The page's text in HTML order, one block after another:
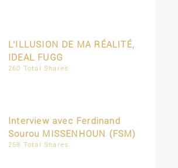
L’ILLUSION DE MA RÉALITÉ,
IDEAL FUGG
260 Total Shares
Interview avec Ferdinand
Sourou MISSENHOUN (FSM)
258 Total Shares